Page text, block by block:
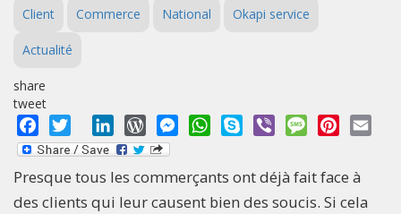
Client Commerce National Okapi service
Actualité
share
tweet
Facebook
Twitter LinkedInWordPressMessengerWhatsApp
Skype Viber MessagePinterest
Presque tous les commerçants ont déjà fait face à
des clients qui leur causent bien des soucis. Si cela